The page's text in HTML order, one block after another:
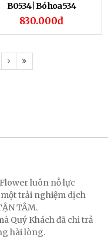
B0534 | Bó hoa 534
830.000đ
luôn nỗ lực
trải nghiệm dịch
TÂM.
Quý Khách đã chi trả
hài lòng.